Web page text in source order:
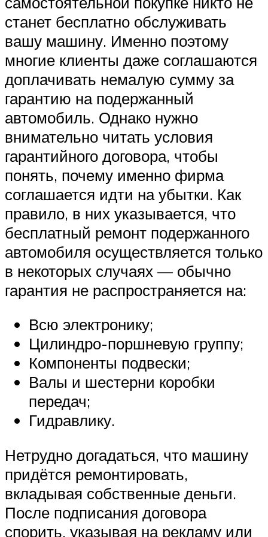
станет бесплатно обслуживать
вашу машину. Именно поэтому
многие клиенты даже соглашаются
доплачивать немалую сумму за
гарантию на подержанный
автомобиль. Однако нужно
внимательно читать условия
гарантийного договора, чтобы
понять, почему именно фирма
соглашается идти на убытки. Как
правило, в них указывается, что
бесплатный ремонт подержанного
автомобиля осуществляется только
в некоторых случаях — обычно
гарантия не распространяется на:
Всю электронику;
Цилиндро-поршневую группу;
Компоненты подвески;
Валы и шестерни коробки
передач;
Гидравлику.
Нетрудно догадаться, что машину
придётся ремонтировать,
вкладывая собственные деньги.
После подписания договора
спорить, указывая на рекламу или